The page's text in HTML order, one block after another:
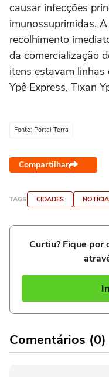
causar infecções
imunossuprimidas.
recolhimento
da comercialização
itens estavam
Ypê Express, Tixan
Fonte: Portal Terra
Compartilhar
TAGS CIDADES
Curtiu? Fique por
Comentários (0)